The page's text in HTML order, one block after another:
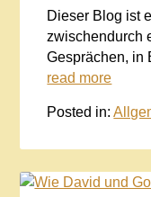
Dieser Blog ist
zwischendurch
Gesprächen, in
read more
Posted in: